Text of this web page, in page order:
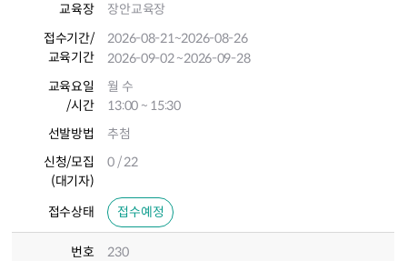
교육장
장안교육장
접수기간/
교육기간
2026-08-21~2026-08-26
2026-09-02~2026-09-28
교육요일
/시간
월 수
13:00 ~ 15:30
선발방법
추첨
신청/모집
(대기자)
0 / 22
접수상태 접수예정
번호
230